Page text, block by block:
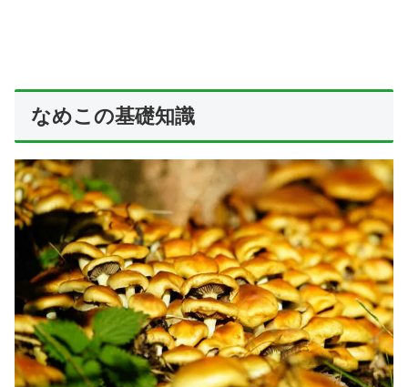
なめこの基礎知識